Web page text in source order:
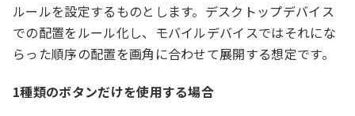
ルールを設定するものとします。デスクトップデバイス
での配置をルール化し、モバイルデバイスではそれにな
らった順序の配置を画角に合わせて展開する想定です。
1種類のボタンだけを使用する場合